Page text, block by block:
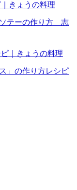
きょうの料理
ソテーの作り方 志
｜きょうの料理
」の作り方レシピ